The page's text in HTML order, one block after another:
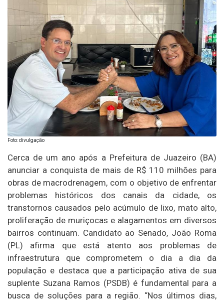
Foto: divulgação
Cerca de um ano após a Prefeitura de Juazeiro (BA)
anunciar a conquista de mais de R$ 110 milhões para
obras de macrodrenagem, com o objetivo de enfrentar
problemas históricos dos canais da cidade, os
transtornos causados pelo acúmulo de lixo, mato alto,
proliferação de muriçocas e alagamentos em diversos
bairros continuam. Candidato ao Senado, João Roma
(PL) afirma que está atento aos problemas de
infraestrutura que comprometem o dia a dia da
população e destaca que a participação ativa de sua
suplente Suzana Ramos (PSDB) é fundamental para a
busca de soluções para a região. “Nos últimos dias,